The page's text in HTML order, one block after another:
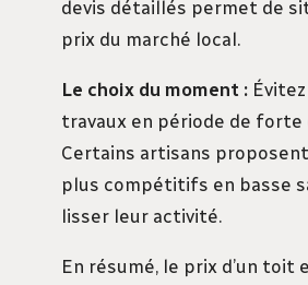
devis détaillés permet de
prix du marché local.
Le choix du moment :
travaux en période de forte
Certains artisans
plus compétitifs en basse
lisser leur activité.
En résumé, le prix d’un toit